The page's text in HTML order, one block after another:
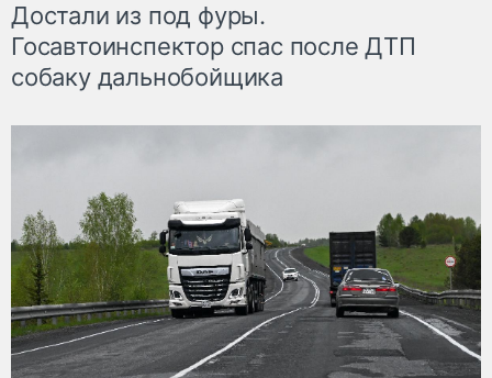
Достали из под фуры.
Госавтоинспектор спас после ДТП
собаку дальнобойщика